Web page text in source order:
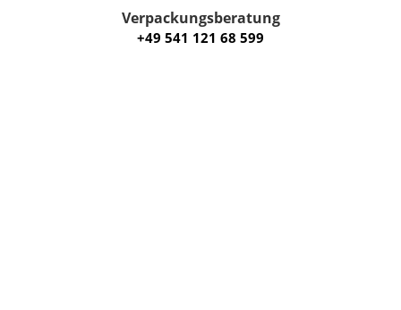
Verpackungsberatung
+49 541 121 68 599